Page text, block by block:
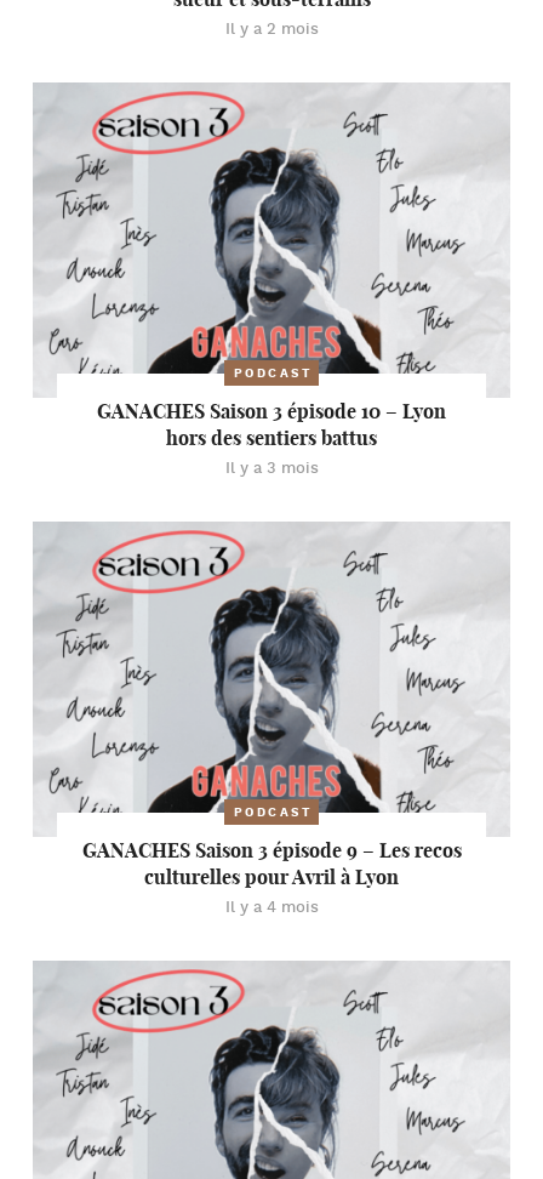
Il y a 2 mois
PODCAST
GANACHES Saison 3 épisode 10 – Lyon
hors des sentiers battus
Il y a 3 mois
PODCAST
GANACHES Saison 3 épisode 9 – Les recos
culturelles pour Avril à Lyon
Il y a 4 mois